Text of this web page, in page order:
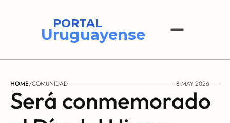
PORTAL
Uruguayense
HOME/COMUNIDAD 8 MAY 2026
Será conmemorado